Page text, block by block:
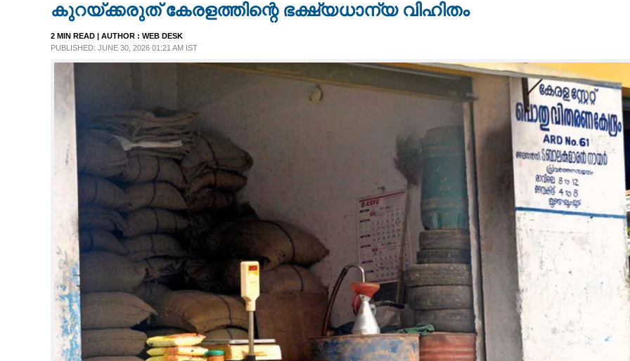
CASE DIARY
SPIRITUAL
കുറയ്ക്കരുത് കേരളത്തിന്റെ ഭക്ഷ്യധാന്യ വിഹിതം
2 MIN READ | AUTHOR : WEB DESK
PUBLISHED: JUNE 30, 2026 01:21 AM IST